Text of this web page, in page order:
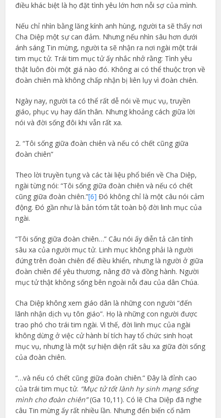
điều khác biệt là họ đặt tình yêu lớn hơn nỗi sợ của mình.
Nếu chỉ nhìn bằng lăng kính anh hùng, người ta sẽ thấy nơi
Cha Diệp một sự can đảm. Nhưng nếu nhìn sâu hơn dưới
ánh sáng Tin mừng, người ta sẽ nhận ra nơi ngài một trái
tim mục tử. Trái tim mục tử ấy nhắc nhở rằng: Tình yêu
thật luôn đòi một giá nào đó. Không ai có thể thuộc trọn về
đoàn chiên mà không chấp nhận bị liên lụy vì đoàn chiên.
Ngày nay, người ta có thể rất dễ nói về mục vụ, truyền
giáo, phục vụ hay dấn thân. Nhưng khoảng cách giữa lời
nói và đời sống đôi khi vẫn rất xa.
2. “Tôi sống giữa đoàn chiên và nếu có chết cũng giữa
đoàn chiên”
Theo lời truyền tụng và các tài liệu phổ biến về Cha Diệp,
ngài từng nói: “Tôi sống giữa đoàn chiên và nếu có chết
cũng giữa đoàn chiên.”[6] Đó không chỉ là một câu nói cảm
động. Đó gần như là bản tóm tắt toàn bộ đời linh mục của
ngài.
“Tôi sống giữa đoàn chiên…” Câu nói ấy diễn tả căn tính
sâu xa của người mục tử. Linh mục không phải là người
đứng trên đoàn chiên để điều khiển, nhưng là người ở giữa
đoàn chiên để yêu thương, nâng đỡ và đồng hành. Người
mục tử thật không sống bên ngoài nỗi đau của dân Chúa.
Cha Diệp không xem giáo dân là những con người “đến
lãnh nhận dịch vụ tôn giáo”. Họ là những con người được
trao phó cho trái tim ngài. Vì thế, đời linh mục của ngài
không dừng ở việc cử hành bí tích hay tổ chức sinh hoạt
mục vụ, nhưng là một sự hiện diện rất sâu xa giữa đời sống
của đoàn chiên.
“…và nếu có chết cũng giữa đoàn chiên.” Đây là đỉnh cao
của trái tim mục tử. “Mục tử tốt lành hy sinh mạng sống
mình cho đoàn chiên”(Ga 10,11). Có lẽ Cha Diệp đã nghe
câu Tin mừng ấy rất nhiều lần. Nhưng đến biến cố năm